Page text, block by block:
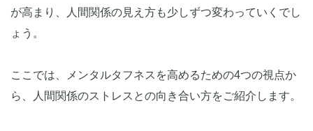
が高まり、人間関係の見え方も少しずつ変わっていくでし
ょう。
ここでは、メンタルタフネスを高めるための4つの視点か
ら、人間関係のストレスとの向き合い方をご紹介します。